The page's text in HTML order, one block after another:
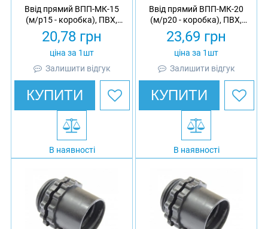
Ввід прямий ВПП-МК-15
(м/р15 - коробка), ПВХ,
МВПнг, IP40
20,78 грн
ціна за 1шт
Залишити відгук
КУПИТИ
В наявності
Ввід прямий ВПП-МК-20
(м/р20 - коробка), ПВХ,
МВПнг, IP40
23,69 грн
ціна за 1шт
Залишити відгук
КУПИТИ
В наявності